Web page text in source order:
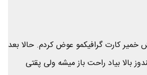
خمیر کارت گرافیکمو عوض کردم. حالا بعد
بالا بیاد راحت باز میشه ولی پقتی